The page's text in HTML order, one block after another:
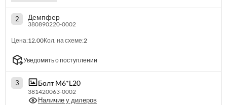
2 Демпфер
380890220-0002
Цена:12.00Кол. на схеме:2
Уведомить о поступлении
3 Болт M6*L20
381420063-0002
Наличие у дилеров